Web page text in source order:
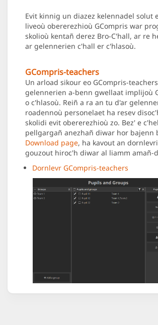
Evit kinnig un diazez kelennadel solut
liveoù obererezhioù GCompris war
skolioù kentañ derez Bro-C'hall, ar re
ar gelennerien c'hall er c'hlasoù.
GCompris-teachers
Un arload sikour eo GCompris-
gelennerien a-benn gwellaat implijoù
o c'hlasoù. Reiñ a ra an tu d'ar
roadennoù personelaet ha resev
skolidi evit obererezhioù zo. Bez' e
pellgargañ anezhañ diwar hor bajenn
Download page, ha kavout an
gouzout hiroc'h diwar al liamm amañ-
Dornlevr GCompris-teachers